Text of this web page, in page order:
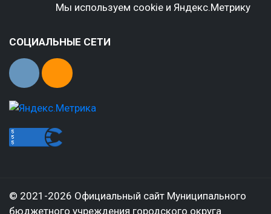
Мы используем cookie и Яндекс.Метрику
СОЦИАЛЬНЫЕ СЕТИ
© 2021-2026 Официальный сайт Муниципального
бюджетного учреждения городского округа